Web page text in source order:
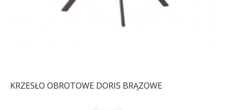
KRZESŁO OBROTOWE DORIS BRĄZOWE